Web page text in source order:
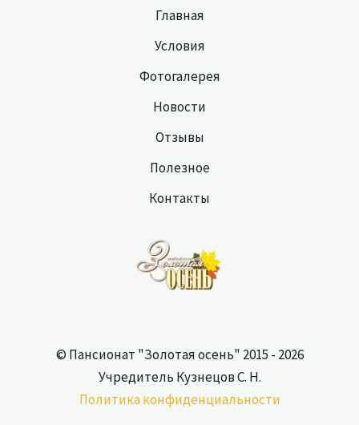
Главная
Условия
Фотогалерея
Новости
Отзывы
Полезное
Контакты
© Пансионат "Золотая осень" 2015 - 2026
Учредитель Кузнецов С. Н.
Политика конфиденциальности